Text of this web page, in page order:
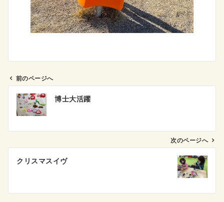
ビ
ン
前のページへ
博士大活躍
次のページへ
クリスマスイヴ